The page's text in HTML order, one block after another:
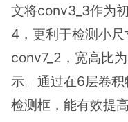
文将conv3_3作为
4，更利于检测小
conv7_2，宽高比
示。通过在6层卷
检测框，能有效提